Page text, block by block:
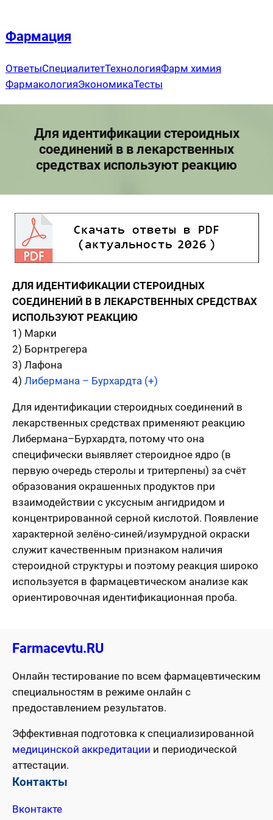
содержимому
Фармация
ОтветыСпециалитетТехнологияФарм химия
ФармакологияЭкономикаТесты
Для идентификации стероидных
соединений в в лекарственных
средствах используют реакцию
ДЛЯ ИДЕНТИФИКАЦИИ СТЕРОИДНЫХ
СОЕДИНЕНИЙ В В ЛЕКАРСТВЕННЫХ СРЕДСТВАХ
ИСПОЛЬЗУЮТ РЕАКЦИЮ
1) Марки
2) Борнтрегера
3) Лафона
4) Либермана – Бурхардта (+)
Для идентификации стероидных соединений в
лекарственных средствах применяют реакцию
Либермана–Бурхардта, потому что она
специфически выявляет стероидное ядро (в
первую очередь стеролы и тритерпены) за счёт
образования окрашенных продуктов при
взаимодействии с уксусным ангидридом и
концентрированной серной кислотой. Появление
характерной зелёно-синей/изумрудной окраски
служит качественным признаком наличия
стероидной структуры и поэтому реакция широко
используется в фармацевтическом анализе как
ориентировочная идентификационная проба.
Farmacevtu.RU
Онлайн тестирование по всем фармацевтическим
специальностям в режиме онлайн с
предоставлением результатов.
Эффективная подготовка к специализированной
медицинской аккредитации и периодической
аттестации.
Контакты
Вконтакте